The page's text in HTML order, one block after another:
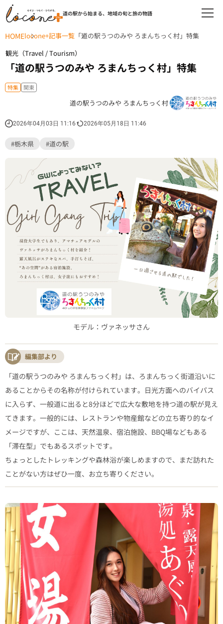
道の駅から始まる、地域の旬と旅の物語
HOMElocone+記事一覧 「道の駅うつのみや ろまんちっく村」特集
観光（Travel / Tourism）
「道の駅うつのみや ろまんちっく村」特集
特集 関東
道の駅うつのみや ろまんちっく村
2026年04月03日 11:16 2026年05月18日 11:46
#栃木県 #道の駅
モデル：ヴァネッサさん
編集部より
「道の駅うつのみや ろまんちっく村」は、ろまんちっく街道沿いに
あることからその名称が付けられています。日光方面へのバイパス
に入らず、一般道に出ると8分ほどで広大な敷地を持つ道の駅が見え
てきます。一般的には、レストランや物産館などの立ち寄り的なイ
メージですが、ここは、天然温泉、宿泊施設、BBQ場などもある
「滞在型」でもあるスポットです。
ちょっとしたトレッキングや森林浴が楽しめますので、まだ訪れた
ことがない方はぜひ一度、お立ち寄りください。